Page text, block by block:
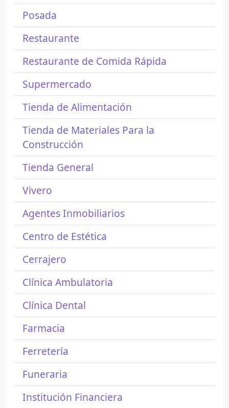
Posada
Restaurante
Restaurante de Comida Rápida
Supermercado
Tienda de Alimentación
Tienda de Materiales Para la
Construcción
Tienda General
Vivero
Agentes Inmobiliarios
Centro de Estética
Cerrajero
Clínica Ambulatoria
Clínica Dental
Farmacia
Ferretería
Funeraria
Institución Financiera